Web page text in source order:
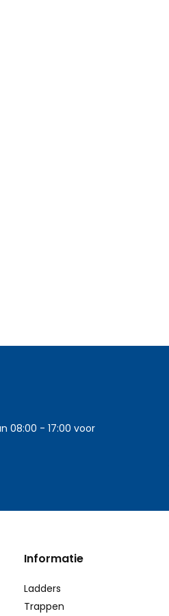
08:00 - 17:00 voor
Informatie
Ladders
Trappen